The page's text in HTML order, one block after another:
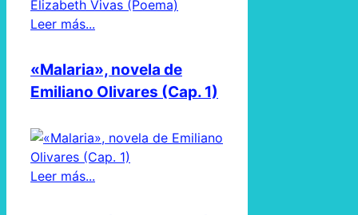
Leer más...
«Malaria», novela de
Emiliano Olivares (Cap. 1)
Leer más...